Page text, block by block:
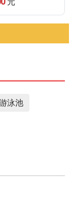
編碼與理論建
上課程
元
泳池